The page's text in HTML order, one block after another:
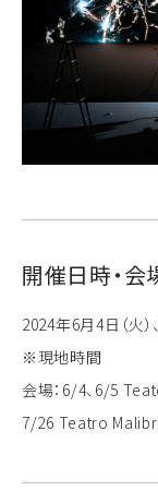
開催日時・会
2024年6月4日（火）
※現地時間
会場：6/4、6/5
7/26 Teatro